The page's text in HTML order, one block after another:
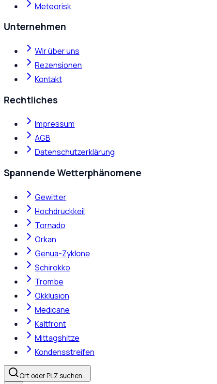
Meteorisk
Unternehmen
Wir über uns
Rezensionen
Kontakt
Rechtliches
Impressum
AGB
Datenschutzerklärung
Spannende Wetterphänomene
Gewitter
Hochdruckkeil
Tornado
Orkan
Genua-Zyklone
Schirokko
Trombe
Okklusion
Medicane
Kaltfront
Mittagshitze
Kondensstreifen
Ort oder PLZ suchen…